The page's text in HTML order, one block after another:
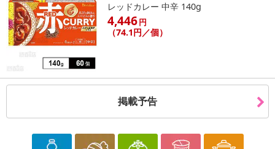
レッドカレー 中辛 140g
4,446円
（74.1円／個）
掲載予告